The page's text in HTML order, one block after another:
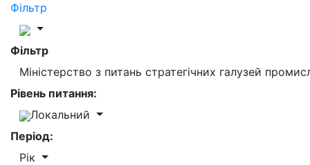
Фільтр
Фільтр
Міністерство з питань стратегічних галузей
Рівень питання:
Локальний
Період:
Рік